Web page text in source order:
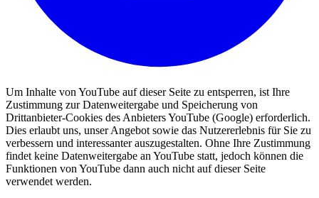
Um Inhalte von YouTube auf dieser Seite zu entsperren, ist Ihre
Zustimmung zur Datenweitergabe und Speicherung von
Drittanbieter-Cookies des Anbieters YouTube (Google) erforderlich.
Dies erlaubt uns, unser Angebot sowie das Nutzererlebnis für Sie zu
verbessern und interessanter auszugestalten. Ohne Ihre Zustimmung
findet keine Datenweitergabe an YouTube statt, jedoch können die
Funktionen von YouTube dann auch nicht auf dieser Seite
verwendet werden.